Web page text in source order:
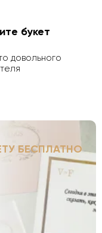
букет
довольного
БЕСПЛАТНО